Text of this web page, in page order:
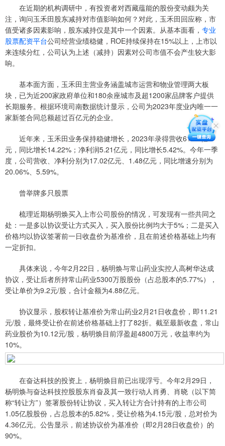
在近期的机构调研中，有投资者对西藏蕴能的股份变动颇为关
注，询问玉禾田股东减持对市值影响如何？对此，玉禾田回应称，市
值受诸多因素影响，股东减持仅是其中一个因素。从基本面看， 专业
股票配资平台公司经营业绩稳健，ROE持续保持在15%以上，上市以
来连续分红，公司认为上述（减持）因素对公司市值不会产生较大影
响。
基本面方面，玉禾田主营业务涵盖城市运营和物业管理两大板
块，已为近200家政府单位和180余座城市及超1200家品牌客户提供
长期服务。根据环境司南数据统计显示，公司为2023年度业内唯一一
家新签合同总额超过百亿元的企业。
近年来，玉禾田业务保持稳健增长，2023年录得营收61.61亿
元，同比增长14.22%；净利润5.21亿元，同比增长5.42%。今年一季
度，公司营收、净利分别为17.02亿元、1.48亿元，同比增速分别为
20.06%、5.59%。
曾举牌多只股票
梳理近期杨明焕买入上市公司股份的情况，可发现有一些共同之
处：一是多以协议受让方式买入，买入股份比例均大于5%；二是买入
价格均以协议签署前一日收盘价为基准价，且在前述价格基础上均有
一定折扣。
具体来说，今年2月22日，杨明焕与常山药业实控人高树华达成
协议，受让后者所持常山药业5300万股股份（占总股本的5.77%），
受让单价为9.2元/股，合计金额为4.88亿元。
协议显示，股权转让基准价为常山药业2月21日收盘价，即11.21
元/股，最终受让价在前述价格基础上打了82折。截至最新收盘，常山
药业股价为10.12元/股，杨明焕目前浮盈超4800万元，收益率约为
10%。
在奋达科技的投资上，杨明焕目前已出现浮亏。今年2月29日，
杨明焕与奋达科技控股股东肖奋及其一致行动人肖勇、肖晓（以下简
称“转让方”）签署股份转让协议，买入转让方合计持有的上市公司
1.05亿股股份，占总股本的5.82%，受让价格为4.15元/股，总对价为
4.36亿元。公告显示，前述协议价为基准价（即2月28日收盘价）的
90%。